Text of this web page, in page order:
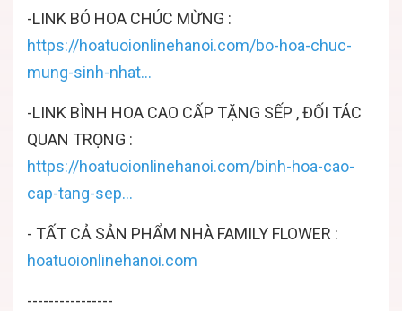
-LINK BÓ HOA CHÚC MỪNG :
https://hoatuoionlinehanoi.com/bo-hoa-chuc-
mung-sinh-nhat...
-LINK BÌNH HOA CAO CẤP TẶNG SẾP , ĐỐI TÁC
QUAN TRỌNG :
https://hoatuoionlinehanoi.com/binh-hoa-cao-
cap-tang-sep...
- TẤT CẢ SẢN PHẨM NHÀ FAMILY FLOWER :
hoatuoionlinehanoi.com
----------------